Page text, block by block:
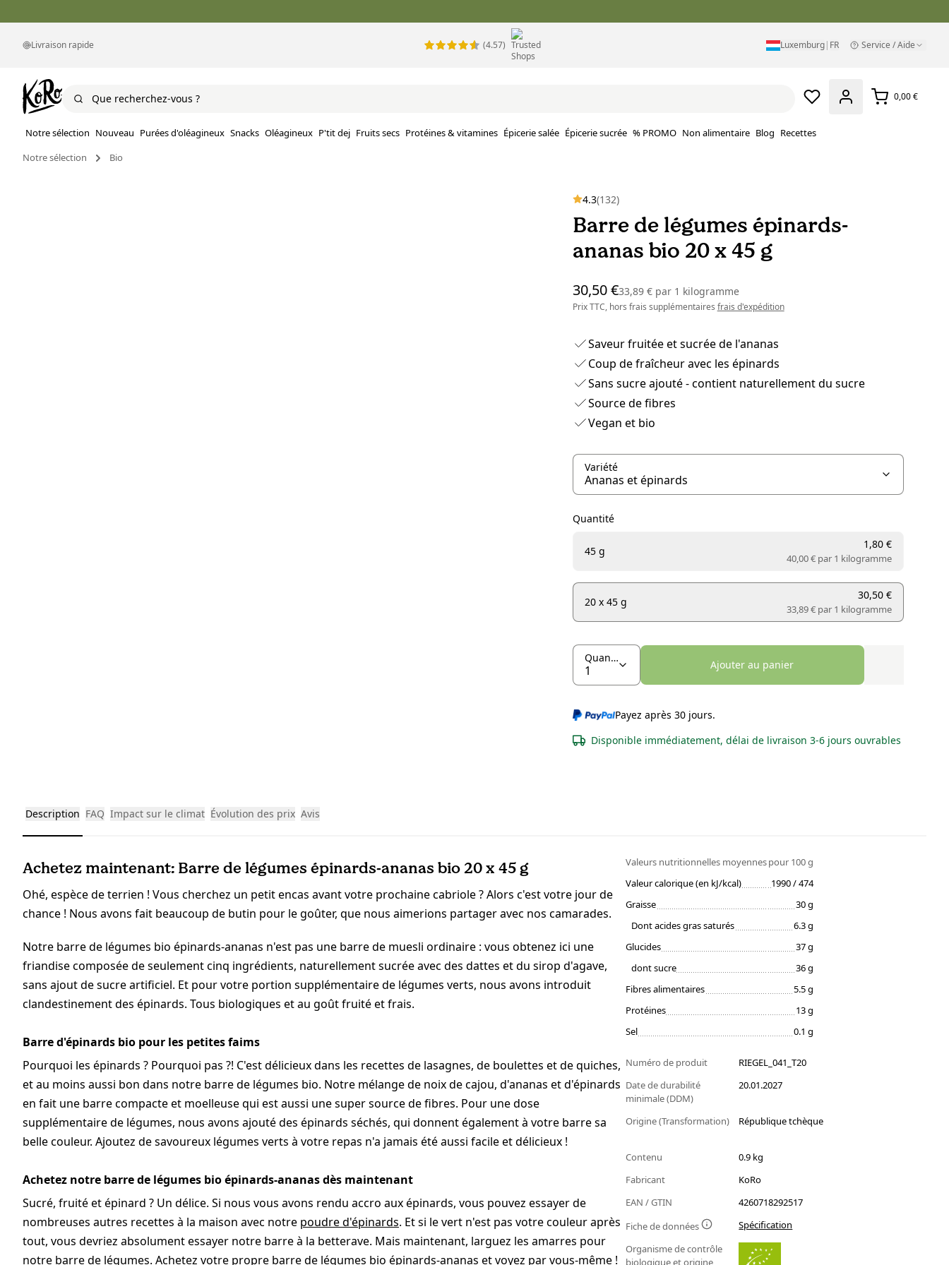
Livraison rapide (4.57) Luxemburg| FR Service / Aide
0,00 €
Notre sélection Nouveau Purées d'oléagineux Snacks Oléagineux P'tit dej Fruits secs Protéines & vitamines Épicerie salée Épicerie sucrée % PROMO Non alimentaire Blog Recettes
Notre sélection
Bio
4.3(132)
Barre de légumes épinards-
ananas bio 20 x 45 g
30,50 €33,89 € par1 kilogramme
Prix TTC, hors frais supplémentaires frais d'expédition
Saveur fruitée et sucrée de l'ananas
Coup de fraîcheur avec les épinards
Sans sucre ajouté - contient naturellement du sucre
Source de fibres
Vegan et bio
Variété
Quantité
45 g
1,80 €
40,00 € par1 kilogramme
20 x 45 g
30,50 €
33,89 € par1 kilogramme
Quantité
Ajouter au panier
Payez après 30 jours.
Disponible immédiatement, délai de livraison 3-6 jours ouvrables
Description FAQ Impact sur le climat Évolution des prix Avis
Achetez maintenant: Barre de légumes épinards-ananas bio 20 x 45 g
Ohé, espèce de terrien ! Vous cherchez un petit encas avant votre prochaine cabriole ? Alors c'est votre jour de
chance ! Nous avons fait beaucoup de butin pour le goûter, que nous aimerions partager avec nos camarades.
Notre barre de légumes bio épinards-ananas n'est pas une barre de muesli ordinaire : vous obtenez ici une
friandise composée de seulement cinq ingrédients, naturellement sucrée avec des dattes et du sirop d'agave,
sans ajout de sucre artificiel. Et pour votre portion supplémentaire de légumes verts, nous avons introduit
clandestinement des épinards. Tous biologiques et au goût fruité et frais.
Barre d'épinards bio pour les petites faims
Pourquoi les épinards ? Pourquoi pas ?! C'est délicieux dans les recettes de lasagnes, de boulettes et de quiches,
et au moins aussi bon dans notre barre de légumes bio. Notre mélange de noix de cajou, d'ananas et d'épinards
en fait une barre compacte et moelleuse qui est aussi une super source de fibres. Pour une dose
supplémentaire de légumes, nous avons ajouté des épinards séchés, qui donnent également à votre barre sa
belle couleur. Ajoutez de savoureux légumes verts à votre repas n'a jamais été aussi facile et délicieux !
Achetez notre barre de légumes bio épinards-ananas dès maintenant
Sucré, fruité et épinard ? Un délice. Si nous vous avons rendu accro aux épinards, vous pouvez essayer de
nombreuses autres recettes à la maison avec notre poudre d'épinards. Et si le vert n'est pas votre couleur après
tout, vous devriez absolument essayer notre barre à la betterave. Mais maintenant, larguez les amarres pour
notre barre de légumes. Achetez votre propre barre de légumes bio épinards-ananas et voyez par vous-même !
Valeurs nutritionnelles moyennespour 100 g
Valeur calorique (en kJ/kcal)
1990 / 474
Graisse
30 g
Dont acides gras saturés
6.3 g
Glucides
37 g
dont sucre
36 g
Fibres alimentaires
5.5 g
Protéines
13 g
Sel
0.1 g
Numéro de produit
RIEGEL_041_T20
Date de durabilité
minimale (DDM)
20.01.2027
Origine (Transformation) République tchèque
Contenu
0.9 kg
Fabricant
KoRo
EAN / GTIN
4260718292517
Fiche de données
Spécification
Organisme de contrôle